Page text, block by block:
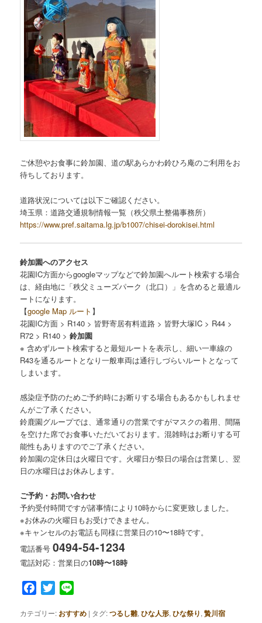
ご休憩やお食事に鈴加園、道の駅あらかわ鈴ひろ庵のご利用をお
待ちしております。
道路状況については以下ご確認ください。
埼玉県：道路交通規制情報一覧（秩父県土整備事務所）
https://www.pref.saitama.lg.jp/b1007/chisei-dorokisei.html
鈴加園へのアクセス
花園IC方面からgoogleマップなどで鈴加園へルート検索する場合
は、経由地に「秩父ミューズパーク（北口）」を含めると最適ル
ートになります。
【google Map ルート 】
花園IC方面 > R140 > 皆野寄居有料道路 > 皆野大塚IC > R44 >
R72 > R140 >鈴加園
※ 含めずルート検索すると最短ルートを表示し、細い一車線の
R43を通るルートとなり一般車両は通行しづらいルートとなって
しまいます。
感染症予防のためご予約時にお断りする場合もあるかもしれませ
んがご了承ください。
鈴鹿園グループでは、通常通りの営業ですがマスクの着用、間隔
を空けた席でお食事いただいております。混雑時はお断りする可
能性もありますのでご了承ください。
鈴加園の定休日は火曜日です。火曜日が祭日の場合は営業し、翌
日の水曜日はお休みします。
ご予約・お問い合わせ
予約受付時間ですが諸事情により10時からに変更致しました。
※お休みの火曜日もお受けできません。
※キャンセルのお電話も同様に営業日の10〜18時です。
電話番号0494-54-1234
電話対応：営業日の10時〜18時
Facebook
Twitter
カテゴリー: おすすめ | タグ:つるし雛,ひな人形,ひな祭り,贄川宿